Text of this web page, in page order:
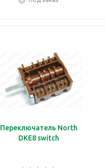
Переключатель North
DKE8 switch